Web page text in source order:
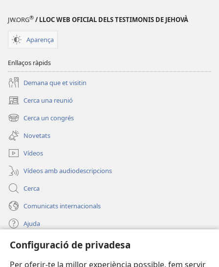
Configuració de privadesa
Per oferir-te la millor experiència possible, fem servir
JW.ORG® / LLOC WEB OFICIAL DELS TESTIMONIS DE JEHOVÀ
Aparença
Enllaços ràpids
Demana que et visitin
Cerca una reunió
(obre
una
finestra
nova)
Cerca un congrés
(obre
una
finestra
nova)
Novetats
Vídeos
Vídeos amb audiodescripcions
Cerca
Comunicats internacionals
Ajuda
Donacions
una